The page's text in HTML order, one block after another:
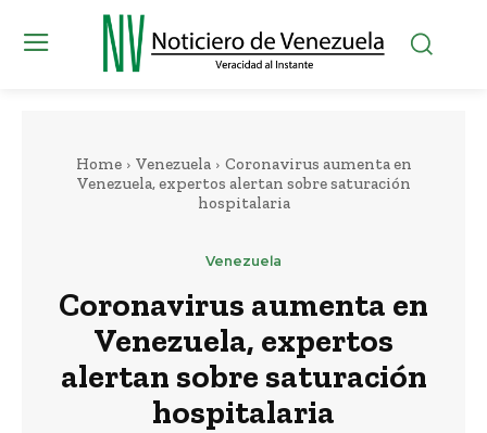
Home Venezuela
Coronavirus aumenta en
Venezuela, expertos alertan sobre saturación
hospitalaria
Venezuela
Coronavirus aumenta en
Venezuela, expertos
alertan sobre saturación
hospitalaria